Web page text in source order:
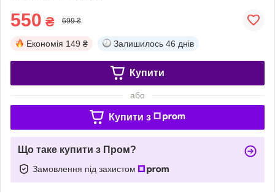
550 ₴ 699 ₴
Економія 149 ₴ Залишилось 46 днів
Купити
або
Купити з
Що таке купити з Пром?
Замовлення під захистом